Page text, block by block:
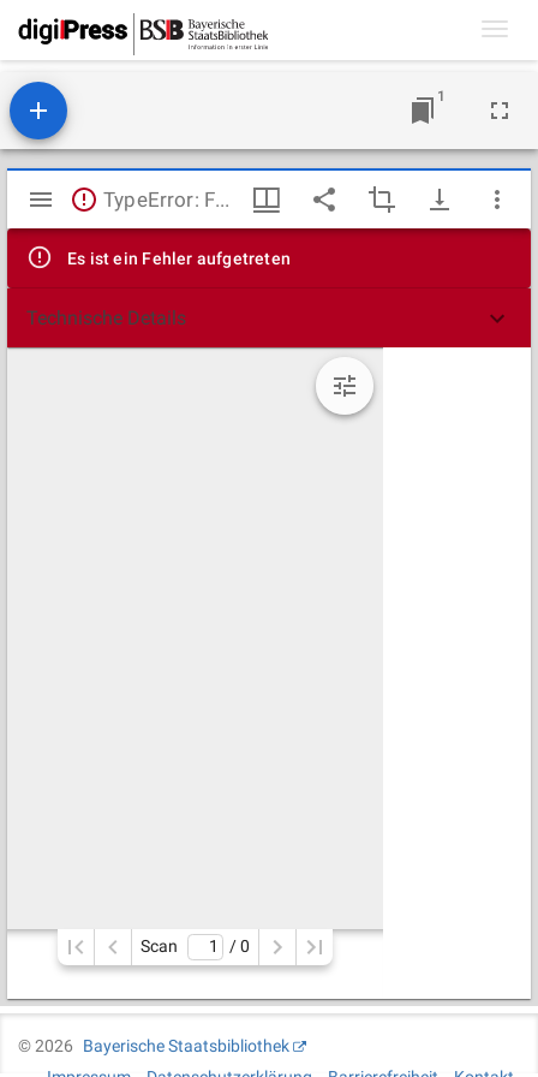
1
Mirador
Viewer
TypeError: Failed to fetch
Es ist ein Fehler aufgetreten
Technische Details
Scan / 0
©2026
Bayerische Staatsbibliothek